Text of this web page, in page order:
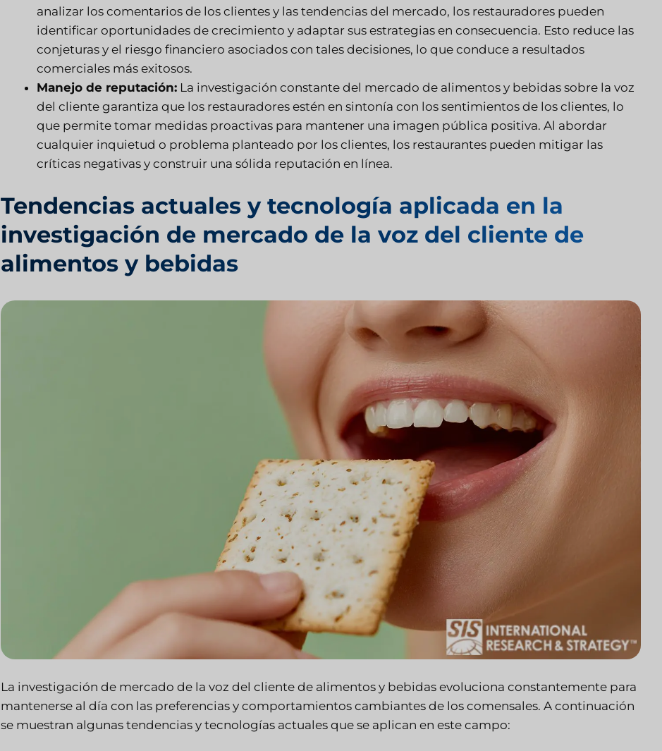
analizar los comentarios de los clientes y las tendencias del mercado, los restauradores pueden
identificar oportunidades de crecimiento y adaptar sus estrategias en consecuencia. Esto reduce las
conjeturas y el riesgo financiero asociados con tales decisiones, lo que conduce a resultados
comerciales más exitosos.
Manejo de reputación: La investigación constante del mercado de alimentos y bebidas sobre la voz
del cliente garantiza que los restauradores estén en sintonía con los sentimientos de los clientes, lo
que permite tomar medidas proactivas para mantener una imagen pública positiva. Al abordar
cualquier inquietud o problema planteado por los clientes, los restaurantes pueden mitigar las
críticas negativas y construir una sólida reputación en línea.
Tendencias actuales y tecnología aplicada en la
investigación de mercado de la voz del cliente de
alimentos y bebidas
La investigación de mercado de la voz del cliente de alimentos y bebidas evoluciona constantemente para
mantenerse al día con las preferencias y comportamientos cambiantes de los comensales. A continuación
se muestran algunas tendencias y tecnologías actuales que se aplican en este campo: